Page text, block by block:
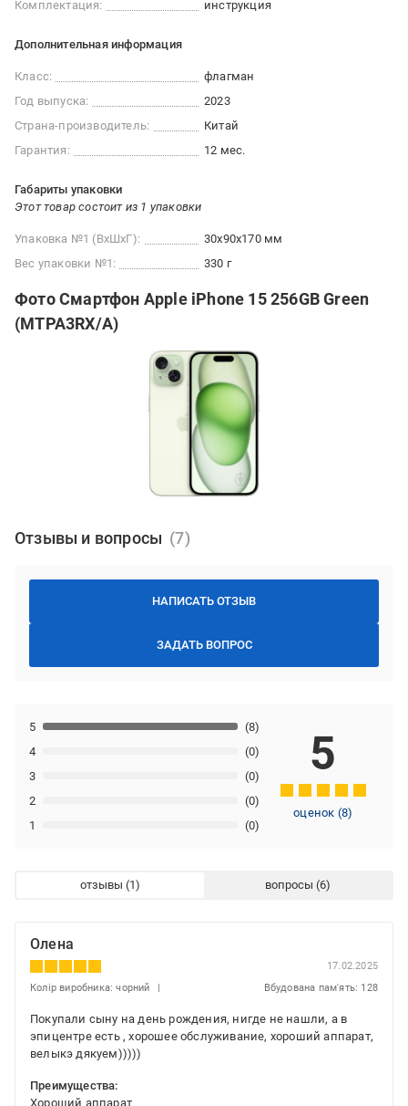
Комплектация:
инструкция
Дополнительная информация
Класс:
флагман
Год выпуска:
2023
Страна-производитель:
Китай
Гарантия:
12 мес.
Габариты упаковки
Этот товар состоит из 1 упаковки
Упаковка №1 (ВхШхГ):
30x90x170 мм
Вес упаковки №1:
330 г
Фото Смартфон Apple iPhone 15 256GB Green
(MTPA3RX/A)
Отзывы и вопросы
НАПИСАТЬ ОТЗЫВ
ЗАДАТЬ ВОПРОС
1 (0)
2 (0)
3 (0)
4 (0)
5 (8)
5
оценок (8)
отзывы вопросы
Олена
17.02.2025
Колір виробника: чорний
Вбудована пам'ять: 128
Покупали сыну на день рождения, нигде не нашли, а в
эпицентре есть , хорошее обслуживание, хороший аппарат,
велыкэ дякуем)))))
Преимущества:
Хороший аппарат